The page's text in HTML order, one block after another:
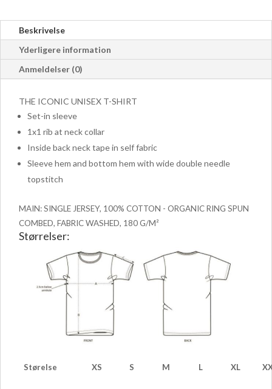
Beskrivelse
Yderligere information
Anmeldelser (0)
THE ICONIC UNISEX T-SHIRT
Set-in sleeve
1x1 rib at neck collar
Inside back neck tape in self fabric
Sleeve hem and bottom hem with wide double needle
topstitch
MAIN: SINGLE JERSEY, 100% COTTON - ORGANIC RING SPUN
COMBED, FABRIC WASHED, 180 G/M²
Størrelser:
Størelse XS S M L XL